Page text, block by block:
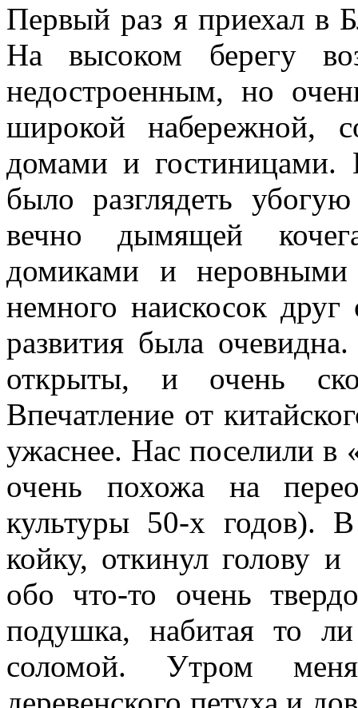
Первый раз я приехал в
На высоком берегу
недостроенным, но
широкой набережной,
домами и
было разглядеть
вечно дымящей
домиками и неровными
немного наискосок
развития была
открыты, и очень
Впечатление от
ужаснее. Нас поселили
очень похожа на
культуры 50-х годов).
койку, откинул голову
обо что-то очень
подушка, набитая то
соломой. Утром